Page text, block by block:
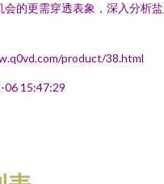
的更需穿透表象，深入分析
product/38.html
06 15:47:29